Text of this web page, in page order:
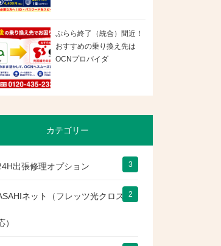
ぷらら終了（統合）間近！
おすすめの乗り換え先は
OCNプロバイダ
カテゴリー
出張修理オプション 3
ネット（フレッツ光クロス対
）
2